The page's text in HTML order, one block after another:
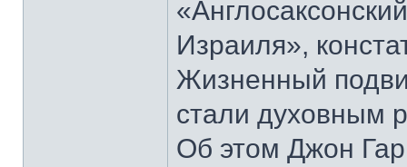
Израиля»,
Жизненный
стали духовным
Об этом Джон